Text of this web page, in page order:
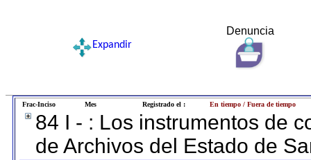
Denuncia
Expandir
Frac-Inciso Mes Registrado el : En tiempo / Fuera de tiempo
84 I - : Los instrumentos de
de Archivos del Estado de